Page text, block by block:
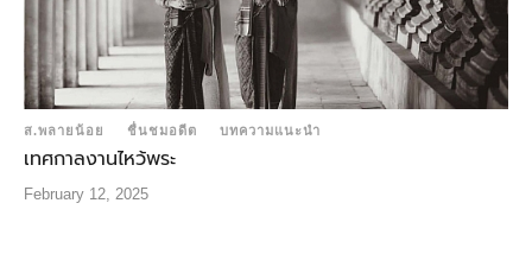
ส.พลายน้อย ชื่นชมอดีต บทความแนะนำ
เทศกาลงานไหว้พระ
February 12, 2025